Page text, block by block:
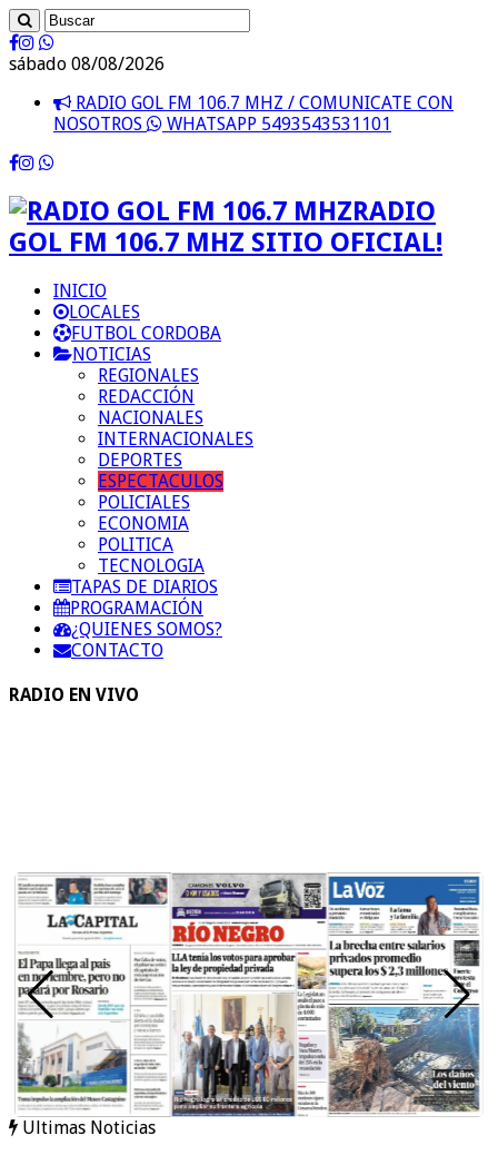
sábado 08/08/2026
RADIO GOL FM 106.7 MHZ / COMUNICATE CON
NOSOTROS
WHATSAPP 5493543531101
RADIO
GOL FM 106.7 MHZ SITIO OFICIAL!
INICIO
LOCALES
FUTBOL CORDOBA
NOTICIAS
REGIONALES
REDACCIÓN
NACIONALES
INTERNACIONALES
DEPORTES
ESPECTACULOS
POLICIALES
ECONOMIA
POLITICA
TECNOLOGIA
TAPAS DE DIARIOS
PROGRAMACIÓN
¿QUIENES SOMOS?
CONTACTO
RADIO EN VIVO
Ultimas Noticias